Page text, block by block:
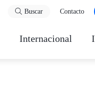
Buscar Contacto
Internacional